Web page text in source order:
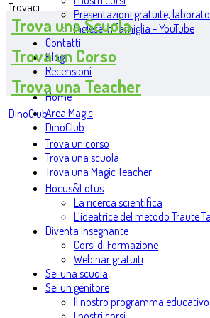
Presentazioni gratuite,
Inglese in famiglia - YouTube
Contatti
Blog
Recensioni
Home
Area Magic
DinoClub
Trova un corso
Trova una scuola
Trova una Magic Teacher
Hocus&Lotus
La ricerca scientifica
L’ideatrice del metodo Traute
Diventa Insegnante
Corsi di Formazione
Webinar gratuiti
Sei una scuola
Sei un genitore
Il nostro programma educativo
Trovaci
Trova una Scuola
Trova un Corso
Trova una Teacher
DinoClub